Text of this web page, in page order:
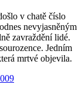
v chatě číslo
nevyjasněným
zavraždění lidé.
Jedním
mrtvé objevila.